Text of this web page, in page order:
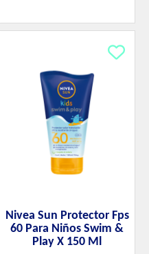
Nivea Sun Protector Fps
60 Para Niños Swim &
Play X 150 Ml